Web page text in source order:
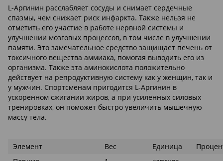
L-Аргинин расслабляет сосуды и снимает сердечные
спазмы, чем снижает риск инфаркта. Также нельзя не
отметить его участие в работе нервной системы и
улучшении мозговых процессов, в том числе в улучшении
памяти. Это замечательное средство защищает печень от
токсичного вещества аммиака, помогая выводить его из
организма. Также эта аминокислота положительно
действует на репродуктивную систему как у женщин, так и
у мужчин. Спортсменам пригодится L-Аргинин в
ускоренном сжигании жиров, а при усиленных силовых
тренировках, он поможет быстро увеличить мышечную
массу тела.
Элемент Вес Единица